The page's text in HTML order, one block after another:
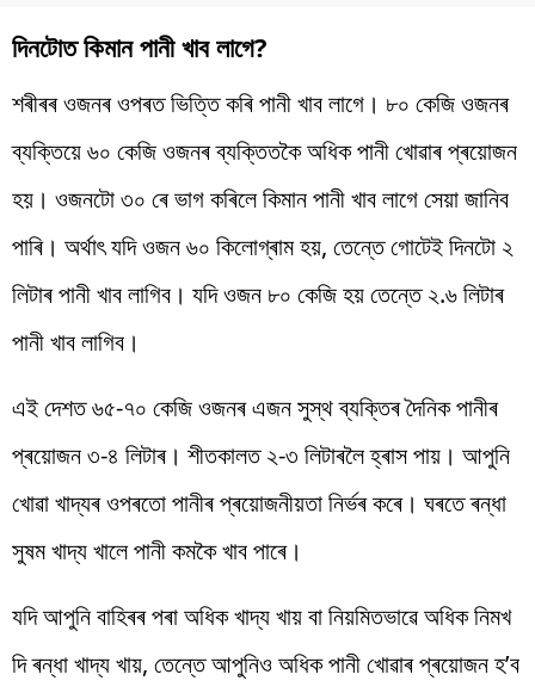
দিনটোত কিমান পানী খাব লাগে?
শৰীৰৰ ওজনৰ ওপৰত ভিত্তি কৰি পানী খাব লাগে। ৮০ কেজি ওজনৰ
ব্যক্তিয়ে ৬০ কেজি ওজনৰ ব্যক্তিতকৈ অধিক পানী খোৱাৰ প্ৰয়োজন
হয়। ওজনটো ৩০ ৰে ভাগ কৰিলে কিমান পানী খাব লাগে সেয়া জানিব
পাৰি। অৰ্থাৎ যদি ওজন ৬০ কিলোগ্ৰাম হয়, তেন্তে গোটেই দিনটো ২
লিটাৰ পানী খাব লাগিব। যদি ওজন ৮০ কেজি হয় তেন্তে ২.৬ লিটাৰ
পানী খাব লাগিব।
এই দেশত ৬৫-৭০ কেজি ওজনৰ এজন সুস্থ ব্যক্তিৰ দৈনিক পানীৰ
প্ৰয়োজন ৩-৪ লিটাৰ। শীতকালত ২-৩ লিটাৰলৈ হ্ৰাস পায়। আপুনি
খোৱা খাদ্যৰ ওপৰতো পানীৰ প্ৰয়োজনীয়তা নিৰ্ভৰ কৰে। ঘৰতে ৰন্ধা
সুষম খাদ্য খালে পানী কমকৈ খাব পাৰে।
যদি আপুনি বাহিৰৰ পৰা অধিক খাদ্য খায় বা নিয়মিতভাৱে অধিক নিমখ
দি ৰন্ধা খাদ্য খায়, তেন্তে আপুনিও অধিক পানী খোৱাৰ প্ৰয়োজন হ’ব